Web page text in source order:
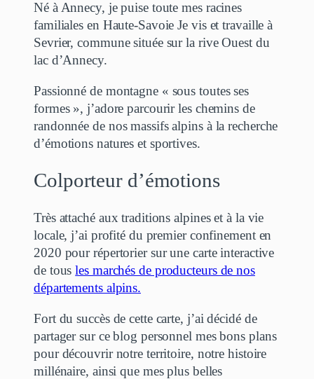
Né à Annecy, je puise toute mes racines
familiales en Haute-Savoie Je vis et travaille à
Sevrier, commune située sur la rive Ouest du
lac d’Annecy.
Passionné de montagne « sous toutes ses
formes », j’adore parcourir les chemins de
randonnée de nos massifs alpins à la recherche
d’émotions natures et sportives.
Colporteur d’émotions
Très attaché aux traditions alpines et à la vie
locale, j’ai profité du premier confinement en
2020 pour répertorier sur une carte interactive
de tousles marchés de producteurs de nos
départements alpins.
Fort du succès de cette carte, j’ai décidé de
partager sur ce blog personnel mes bons plans
pour découvrir notre territoire, notre histoire
millénaire, ainsi que mes plus belles